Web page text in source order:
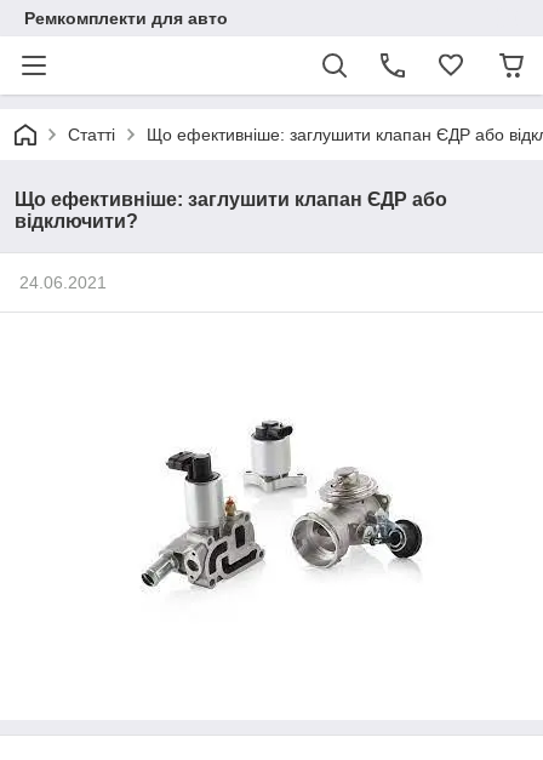
Ремкомплекти для авто
Статті Що ефективніше: заглушити клапан ЄДР або
Що ефективніше: заглушити клапан ЄДР або
відключити?
24.06.2021